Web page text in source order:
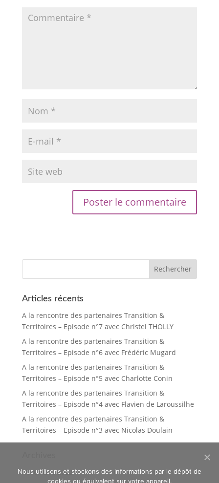
Articles récents
A la rencontre des partenaires Transition &
Territoires – Episode n°7 avec Christel THOLLY
A la rencontre des partenaires Transition &
Territoires – Episode n°6 avec Frédéric Mugard
A la rencontre des partenaires Transition &
Territoires – Episode n°5 avec Charlotte Conin
A la rencontre des partenaires Transition &
Territoires – Episode n°4 avec Flavien de Laroussilhe
A la rencontre des partenaires Transition &
Territoires – Episode n°3 avec Nicolas Doulain
novembre 2022
Nous utilisons et stockons des informations par le dépôt de
cookies ou équivalent sur votre appareil.